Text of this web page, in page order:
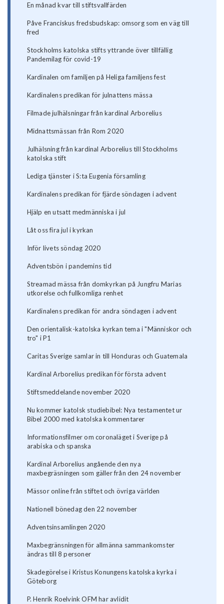
En månad kvar till stiftsvallfärden
Påve Franciskus fredsbudskap: omsorg som en väg till
fred
Stockholms katolska stifts yttrande över tillfällig
Pandemilag för covid-19
Kardinalen om familjen på Heliga familjens fest
Kardinalens predikan för julnattens mässa
Filmade julhälsningar från kardinal Arborelius
Midnattsmässan från Rom 2020
Julhälsning från kardinal Arborelius till Stockholms
katolska stift
Lediga tjänster i S:ta Eugenia församling
Kardinalens predikan för fjärde söndagen i advent
Hjälp en utsatt medmänniska i jul
Låt oss fira jul i kyrkan
Inför livets söndag 2020
Adventsbön i pandemins tid
Streamad mässa från domkyrkan på Jungfru Marias
utkorelse och fullkomliga renhet
Kardinalens predikan för andra söndagen i advent
Den orientalisk-katolska kyrkan tema i "Människor och
tro" i P1
Caritas Sverige samlar in till Honduras och Guatemala
Kardinal Arborelius predikan för första advent
Stiftsmeddelande november 2020
Nu kommer katolsk studiebibel: Nya testamentet ur
Bibel 2000 med katolska kommentarer
Informationsfilmer om coronaläget i Sverige på
arabiska och spanska
Kardinal Arborelius angående den nya
maxbegräsningen som gäller från den 24 november
Mässor online från stiftet och övriga världen
Nationell bönedag den 22 november
Adventsinsamlingen 2020
Maxbegränsningen för allmänna sammankomster
ändras till 8 personer
Skadegörelse i Kristus Konungens katolska kyrka i
Göteborg
P. Henrik Roelvink OFM har avlidit